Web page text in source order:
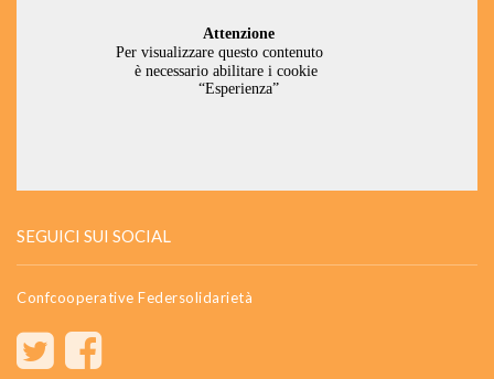
SEGUICI SUI SOCIAL
Confcooperative Federsolidarietà